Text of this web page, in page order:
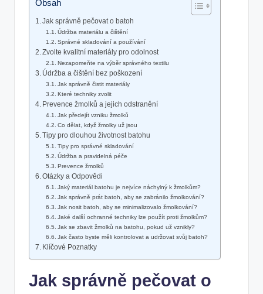
Obsah
Jak správně pečovat o batoh
Údržba materiálu a čištění
Správné skladování a používání
Zvolte kvalitní materiály pro odolnost
Nezapomeňte na výběr správného textilu
Údržba a čištění bez⁢ poškození
Jak správně čistit materiály
Které techniky zvolit
Prevence žmolků a jejich odstranění
Jak předejít vzniku žmolků
Co dělat, když žmolky ⁤už jsou
Tipy pro ​dlouhou ‌životnost batohu
Tipy pro správné skladování
Údržba⁤ a⁣ pravidelná péče
Prevence ‍žmolků
Otázky a Odpovědi
Jaký materiál batohu je nejvíce ​náchylný k žmolkům?
Jak správně prát batoh, ‍aby ‌se zabránilo žmolkování?
Jak nosit batoh, aby se minimalizovalo žmolkování?
Jaké‍ další ochranné techniky lze použít proti žmolkům?
Jak se zbavit žmolků na batohu, pokud už vznikly?
Jak⁤ často byste měli kontrolovat a udržovat svůj‍ batoh?
Klíčové Poznatky
Jak správně pečovat o